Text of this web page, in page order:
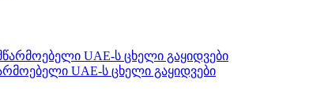
UAE-ს ცხელი გაყიდვები